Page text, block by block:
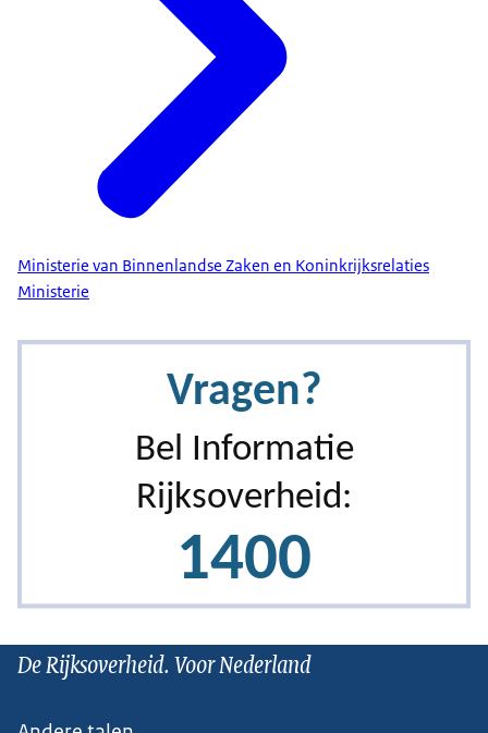
Ministerie van Binnenlandse Zaken en Koninkrijksrelaties
Ministerie
De Rijksoverheid. Voor Nederland